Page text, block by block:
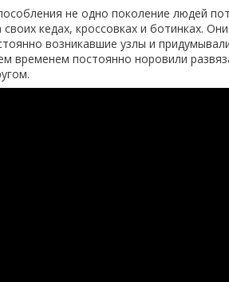
не одно поколение людей
кедах, кроссовках и ботинках.
возникавшие узлы и
временем постоянно норовили